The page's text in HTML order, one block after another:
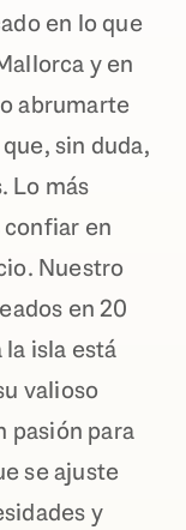
en lo que
y en
abrumarte
sin duda,
Lo más
en
Nuestro
en 20
isla está
valioso
pasión para
se ajuste
y